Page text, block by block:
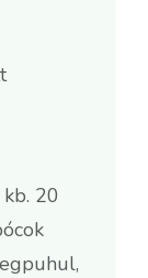
20